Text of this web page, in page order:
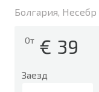
Болгария, Несебр
От € 39
Заезд